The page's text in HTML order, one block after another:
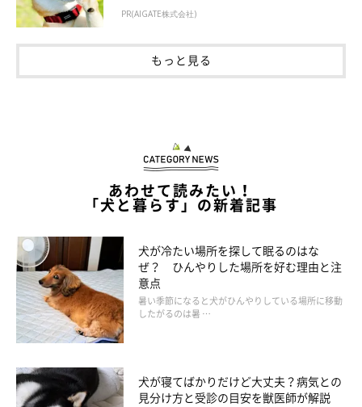
井戸水も基本的に与えてOKです。地域によっては尿石症の原因
になりうる成分が含まれる場合もありますが、井戸水だけが原因
で発症することは少ないので、それほど心配いりません。
PR(AIGATE株式会社)
もっと見る
あわせて読みたい！
「犬と暮らす」の新着記事
犬が冷たい場所を探して眠るのはな
ぜ？ ひんやりした場所を好む理由と注
意点
暑い季節になると犬がひんやりしている場所に移動
したがるのは暑 …
犬が寝てばかりだけど大丈夫？病気との
見分け方と受診の目安を獣医師が解説